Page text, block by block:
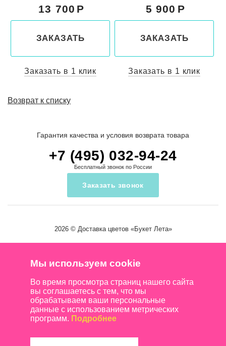
5 900
ЗАКАЗАТЬ
Заказать в 1 клик
13 700
ЗАКАЗАТЬ
Заказать в 1 клик
Возврат к списку
Гарантия качества и условия возврата товара
+7 (495) 032-94-24
Бесплатный звонок по России
Заказать звонок
2026 © Доставка цветов«Букет Лета»
Мы используем cookie
Во время просмотра страниц нашего сайта
вы соглашаетесь с тем, что мы
обрабатываем ваши персональные
данные с использованием метрических
программ. Подробнее